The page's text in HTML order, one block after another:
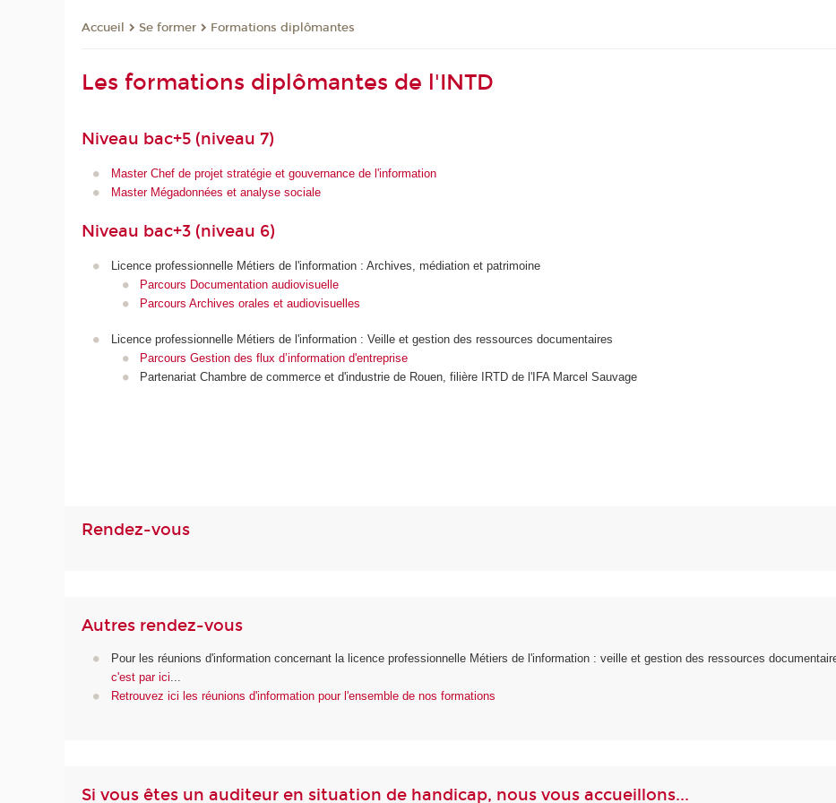
Accueil Se former Formations diplômantes
Les formations diplômantes de l'INTD
Niveau bac+5 (niveau 7)
Master Chef de projet stratégie et gouvernance de l'information
Master Mégadonnées et analyse sociale
Niveau bac+3 (niveau 6)
Licence professionnelle Métiers de l'information : Archives, médiation et patrimoine
Parcours Documentation audiovisuelle
Parcours Archives orales et audiovisuelles
Licence professionnelle Métiers de l'information : Veille et gestion des ressources documentaires
Parcours Gestion des flux d’information d'entreprise
Partenariat Chambre de commerce et d'industrie de Rouen, filière IRTD de l'IFA Marcel Sauvage
Rendez-vous
Autres rendez-vous
Pour les réunions d'information concernant la licence professionnelle Métiers de l'information : veille et gestion des ressources
c'est par ici...
Retrouvez ici les réunions d'information pour l'ensemble de nos formations
Si vous êtes un auditeur en situation de handicap, nous vous accueillons...